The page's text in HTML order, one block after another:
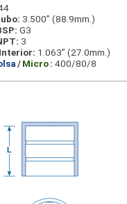
3.500” (88.9mm.)
G3
3
1.063” (27.0mm.)
/Micro: 400/80/8